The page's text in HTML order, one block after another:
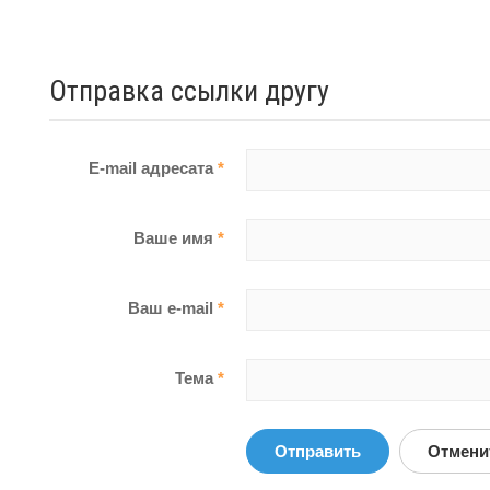
Отправка ссылки другу
E-mail адресата *
Ваше имя *
Ваш e-mail *
Тема *
Отправить